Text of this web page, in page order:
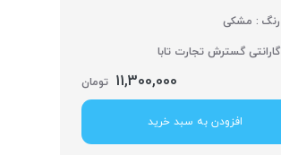
رنگ : مشکی
گارانتی گسترش تجارت تابا
11,300,000 تومان
افزودن به سبد خرید